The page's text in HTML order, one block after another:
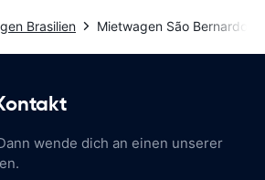
Brasilien Mietwagen São Bernardo
wende dich an einen unserer